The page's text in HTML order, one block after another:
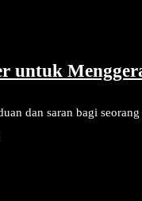
untuk
dan saran bagi